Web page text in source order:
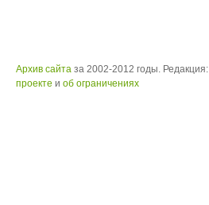
Архив сайта за 2002-2012 годы. Редакция:
проекте и об ограничениях